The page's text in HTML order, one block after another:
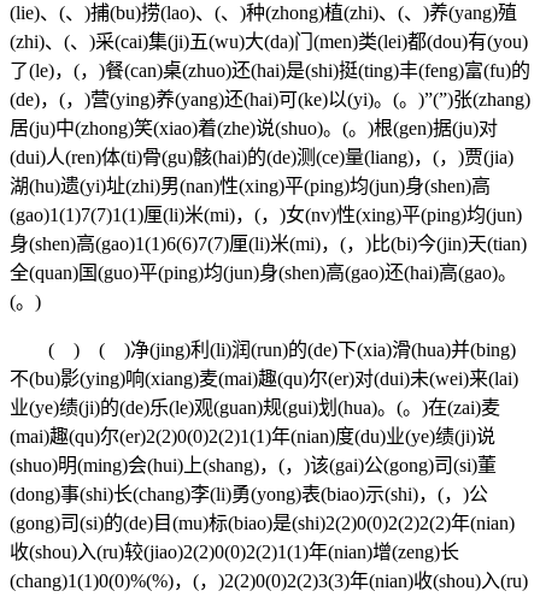
(lie)、(、)捕(bu)捞(lao)、(、)种(zhong)植(zhi)、(、)养(yang)殖
(zhi)、(、)采(cai)集(ji)五(wu)大(da)门(men)类(lei)都(dou)有(you)
了(le)，(，)餐(can)桌(zhuo)还(hai)是(shi)挺(ting)丰(feng)富(fu)的
(de)，(，)营(ying)养(yang)还(hai)可(ke)以(yi)。(。)”(”)张(zhang)
居(ju)中(zhong)笑(xiao)着(zhe)说(shuo)。(。)根(gen)据(ju)对
(dui)人(ren)体(ti)骨(gu)骸(hai)的(de)测(ce)量(liang)，(，)贾(jia)
湖(hu)遗(yi)址(zhi)男(nan)性(xing)平(ping)均(jun)身(shen)高
(gao)1(1)7(7)1(1)厘(li)米(mi)，(，)女(nv)性(xing)平(ping)均(jun)
身(shen)高(gao)1(1)6(6)7(7)厘(li)米(mi)，(，)比(bi)今(jin)天(tian)
全(quan)国(guo)平(ping)均(jun)身(shen)高(gao)还(hai)高(gao)。
(。)
( ) ( )净(jing)利(li)润(run)的(de)下(xia)滑(hua)并(bing)
不(bu)影(ying)响(xiang)麦(mai)趣(qu)尔(er)对(dui)未(wei)来(lai)
业(ye)绩(ji)的(de)乐(le)观(guan)规(gui)划(hua)。(。)在(zai)麦
(mai)趣(qu)尔(er)2(2)0(0)2(2)1(1)年(nian)度(du)业(ye)绩(ji)说
(shuo)明(ming)会(hui)上(shang)，(，)该(gai)公(gong)司(si)董
(dong)事(shi)长(chang)李(li)勇(yong)表(biao)示(shi)，(，)公
(gong)司(si)的(de)目(mu)标(biao)是(shi)2(2)0(0)2(2)2(2)年(nian)
收(shou)入(ru)较(jiao)2(2)0(0)2(2)1(1)年(nian)增(zeng)长
(chang)1(1)0(0)%(%)，(，)2(2)0(0)2(2)3(3)年(nian)收(shou)入(ru)